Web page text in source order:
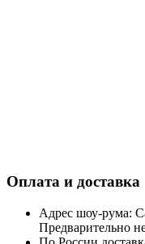
Оплата и доставка
Адрес шоу-рума:
Предварительно